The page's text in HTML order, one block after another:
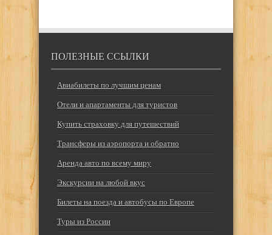
ПОЛЕЗНЫЕ ССЫЛКИ
Авиабилеты по лучшим ценам
Отели и апартаменты для туристов
Купить страховку для путешествий
Трансферы из аэропорта и обратно
Аренда авто по всему миру
Экскурсии на любой вкус
Билеты на поезда и автобусы по Европе
Туры из России